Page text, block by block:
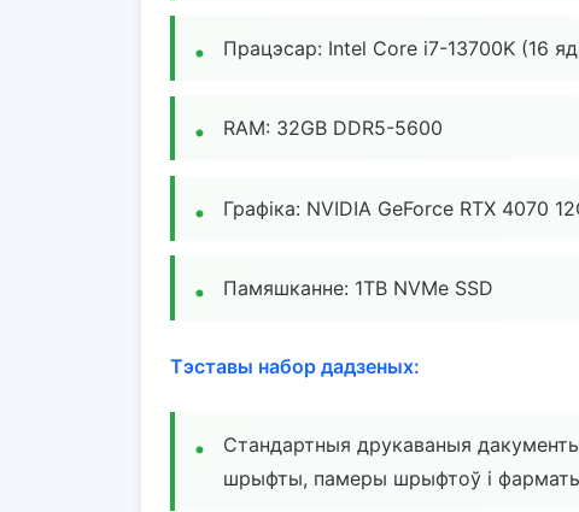
Працэсар: Intel Core i7-13700K (16
RAM: 32GB DDR5-5600
Графіка: NVIDIA GeForce RTX 4070
Памяшканне: 1TB NVMe SSD
Тэставы набор дадзеных:
Стандартныя друкаваныя
шрыфты, памеры шрыфтоў і